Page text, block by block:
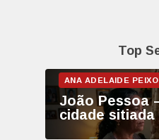
Top
João Pessoa
cidade sitiada